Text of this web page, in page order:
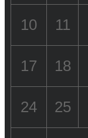
10 11
17 18
24 25